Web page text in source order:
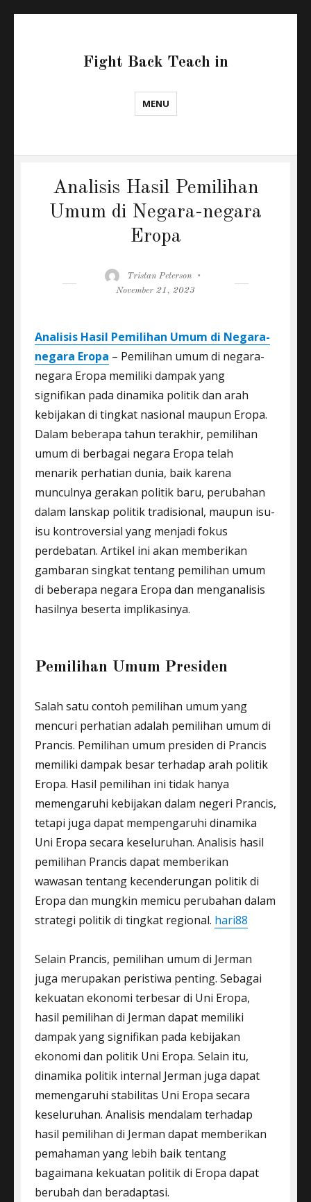
Fight Back Teach in
MENU
Analisis Hasil Pemilihan
Umum di Negara-negara
Eropa
Author
Tristan Peterson
November 21, 2023
Analisis Hasil Pemilihan Umum di Negara-
negara Eropa – Pemilihan umum di negara-
negara Eropa memiliki dampak yang
signifikan pada dinamika politik dan arah
kebijakan di tingkat nasional maupun Eropa.
Dalam beberapa tahun terakhir, pemilihan
umum di berbagai negara Eropa telah
menarik perhatian dunia, baik karena
munculnya gerakan politik baru, perubahan
dalam lanskap politik tradisional, maupun isu-
isu kontroversial yang menjadi fokus
perdebatan. Artikel ini akan memberikan
gambaran singkat tentang pemilihan umum
di beberapa negara Eropa dan menganalisis
hasilnya beserta implikasinya.
Pemilihan Umum Presiden
Salah satu contoh pemilihan umum yang
mencuri perhatian adalah pemilihan umum di
Prancis. Pemilihan umum presiden di Prancis
memiliki dampak besar terhadap arah politik
Eropa. Hasil pemilihan ini tidak hanya
memengaruhi kebijakan dalam negeri Prancis,
tetapi juga dapat mempengaruhi dinamika
Uni Eropa secara keseluruhan. Analisis hasil
pemilihan Prancis dapat memberikan
wawasan tentang kecenderungan politik di
Eropa dan mungkin memicu perubahan dalam
strategi politik di tingkat regional. hari88
Selain Prancis, pemilihan umum di Jerman
juga merupakan peristiwa penting. Sebagai
kekuatan ekonomi terbesar di Uni Eropa,
hasil pemilihan di Jerman dapat memiliki
dampak yang signifikan pada kebijakan
ekonomi dan politik Uni Eropa. Selain itu,
dinamika politik internal Jerman juga dapat
memengaruhi stabilitas Uni Eropa secara
keseluruhan. Analisis mendalam terhadap
hasil pemilihan di Jerman dapat memberikan
pemahaman yang lebih baik tentang
bagaimana kekuatan politik di Eropa dapat
berubah dan beradaptasi.